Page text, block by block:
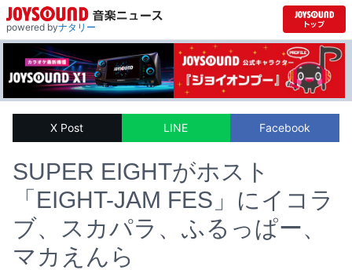
powered byナタリー
X Post LINE Facebook
SUPER EIGHTがホスト
「EIGHT-JAM FES」にイコラ
ブ、スカパラ、ふるっぱー、
マカえんら